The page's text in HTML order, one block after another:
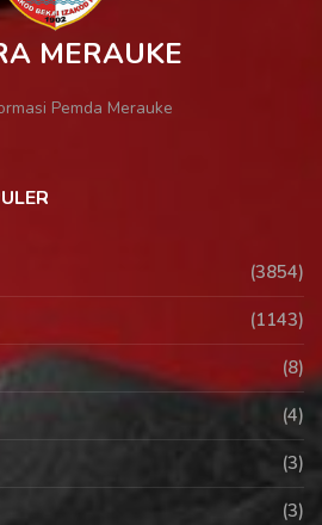
MERAUKE
Pemda Merauke
(3854)
(1143)
(8)
(4)
(3)
(3)